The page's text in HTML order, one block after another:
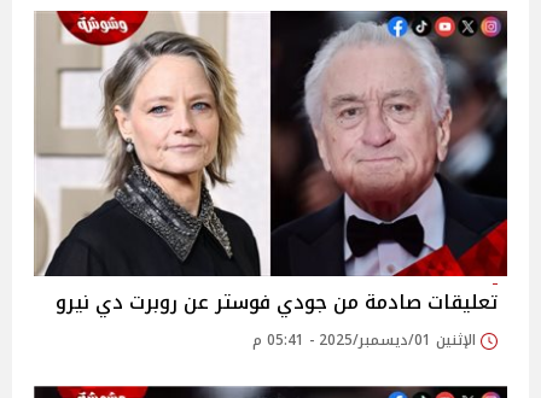
تعليقات صادمة من جودي فوستر عن روبرت دي نيرو
الإثنين 01/ديسمبر/2025 - 05:41 م